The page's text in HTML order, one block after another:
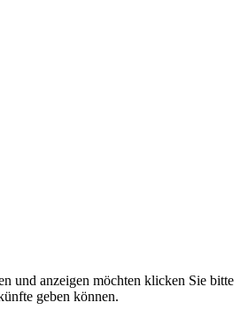
und anzeigen möchten klicken Sie bitte
geben können.